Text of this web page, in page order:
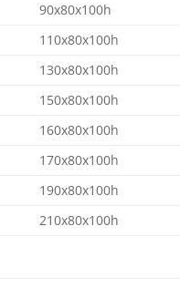
90x80x100h
110x80x100h
130x80x100h
150x80x100h
160x80x100h
170x80x100h
190x80x100h
210x80x100h